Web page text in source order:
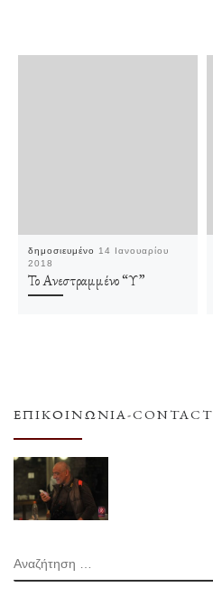
δημοσιευμένο 14 Ιανουαρίου
2018
Το Ανεστραμμένο “Υ”
ΕΠΙΚΟΙΝΩΝΊΑ-CONTACT
ΑΝΑΖΉΤΗΣΗ